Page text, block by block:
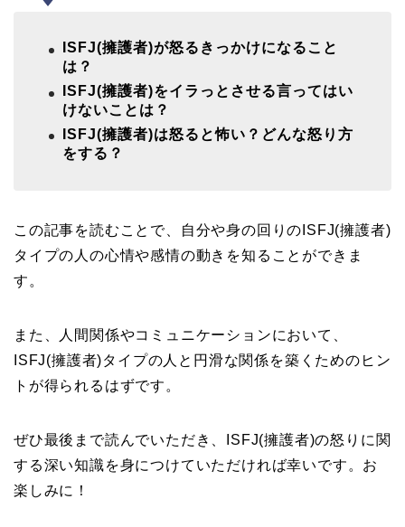
ISFJ(擁護者)が怒るきっかけになること
は？
ISFJ(擁護者)をイラっとさせる言ってはい
けないことは？
ISFJ(擁護者)は怒ると怖い？どんな怒り方
をする？
この記事を読むことで、自分や身の回りのISFJ(擁護者)
タイプの人の心情や感情の動きを知ることができま
す。
また、人間関係やコミュニケーションにおいて、
ISFJ(擁護者)タイプの人と円滑な関係を築くためのヒン
トが得られるはずです。
ぜひ最後まで読んでいただき、ISFJ(擁護者)の怒りに関
する深い知識を身につけていただければ幸いです。お
楽しみに！